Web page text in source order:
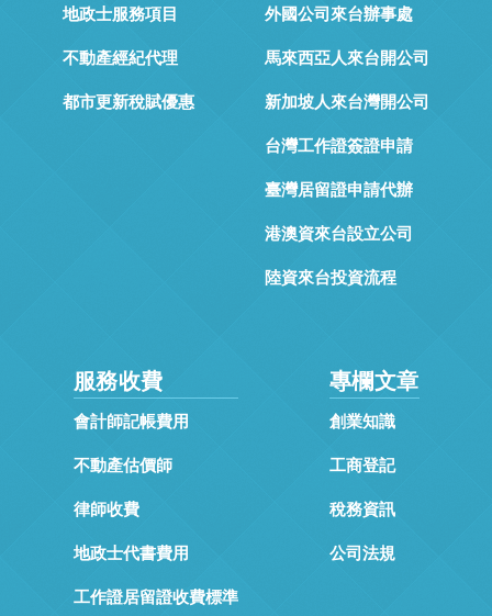
地政士服務項目
不動產經紀代理
都市更新稅賦優惠
外國公司來台辦事處
馬來西亞人來台開公司
新加坡人來台灣開公司
台灣工作證簽證申請
臺灣居留證申請代辦
港澳資來台設立公司
陸資來台投資流程
服務收費
會計師記帳費用
不動產估價師
律師收費
地政士代書費用
工作證居留證收費標準
專欄文章
創業知識
工商登記
稅務資訊
公司法規